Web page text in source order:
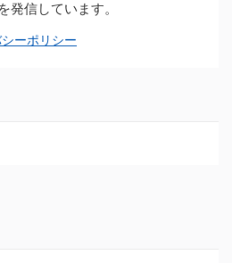
発信しています。
ーポリシー